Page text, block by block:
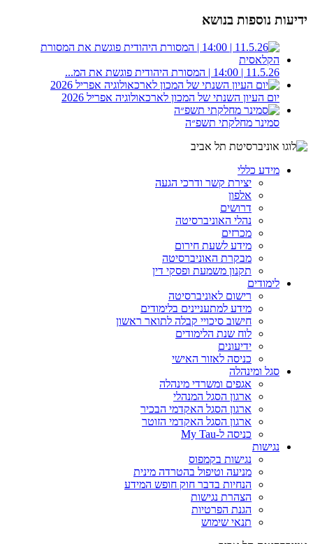
ידיעות נוספות בנושא
11.5.26 | 14:00 | המסורת היהודית פוגשת את המ...
יום העיון השנתי של המכון לארכאולוגיה אפריל 2026
סמינר מחלקתי תשפ״ה
מידע כללי
יצירת קשר ודרכי הגעה
אלפון
דרושים
נהלי האוניברסיטה
מכרזים
מידע לשעת חירום
מבקרת האוניברסיטה
תקנון משמעת ופסקי דין
לימודים
רישום לאוניברסיטה
מידע למתעניינים בלימודים
חישוב סיכויי קבלה לתואר ראשון
לוח שנת הלימודים
ידיעונים
כניסה לאזור האישי
סגל ומינהלה
אגפים ומשרדי מינהלה
ארגון הסגל המנהלי
ארגון הסגל האקדמי הבכיר
ארגון הסגל האקדמי הזוטר
כניסה ל-My Tau
נגישות
נגישות בקמפוס
מניעה וטיפול בהטרדה מינית
הנחיות בדבר חוק חופש המידע
הצהרת נגישות
הגנת הפרטיות
תנאי שימוש